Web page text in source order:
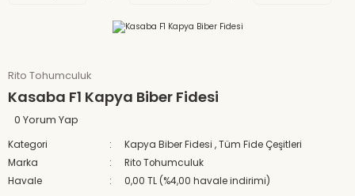
Rito Tohumculuk
Kasaba F1 Kapya Biber Fidesi
0 Yorum Yap
Kategori Kapya Biber Fidesi ,Tüm Fide Çeşitleri
Marka
Rito Tohumculuk
Havale
0,00 TL (%4,00 havale indirimi)